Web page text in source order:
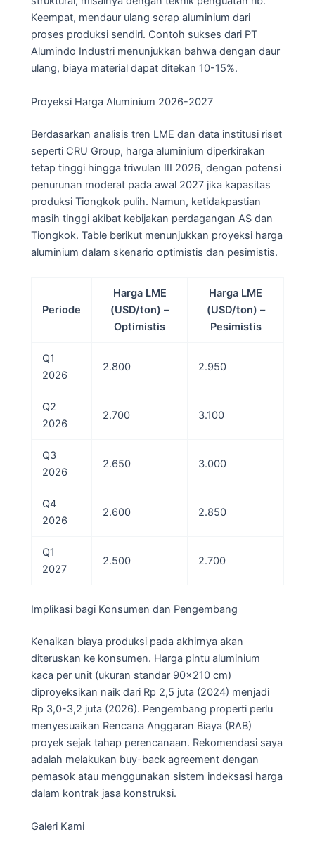
Keempat, mendaur ulang scrap aluminium dari
proses produksi sendiri. Contoh sukses dari PT
Alumindo Industri menunjukkan bahwa dengan daur
ulang, biaya material dapat ditekan 10-15%.
Proyeksi Harga Aluminium 2026-2027
Berdasarkan analisis tren LME dan data institusi riset
seperti CRU Group, harga aluminium diperkirakan
tetap tinggi hingga triwulan III 2026, dengan potensi
penurunan moderat pada awal 2027 jika kapasitas
produksi Tiongkok pulih. Namun, ketidakpastian
masih tinggi akibat kebijakan perdagangan AS dan
Tiongkok. Table berikut menunjukkan proyeksi harga
aluminium dalam skenario optimistis dan pesimistis.
Periode
Harga LME
(USD/ton) –
Optimistis
Harga LME
(USD/ton) –
Pesimistis
Q1
2026
2.800 2.950
Q2
2026
2.700 3.100
Q3
2026
2.650 3.000
Q4
2026
2.600 2.850
Q1
2027
2.500 2.700
Implikasi bagi Konsumen dan Pengembang
Kenaikan biaya produksi pada akhirnya akan
diteruskan ke konsumen. Harga pintu aluminium
kaca per unit (ukuran standar 90×210 cm)
diproyeksikan naik dari Rp 2,5 juta (2024) menjadi
Rp 3,0-3,2 juta (2026). Pengembang properti perlu
menyesuaikan Rencana Anggaran Biaya (RAB)
proyek sejak tahap perencanaan. Rekomendasi saya
adalah melakukan buy-back agreement dengan
pemasok atau menggunakan sistem indeksasi harga
dalam kontrak jasa konstruksi.
Galeri Kami